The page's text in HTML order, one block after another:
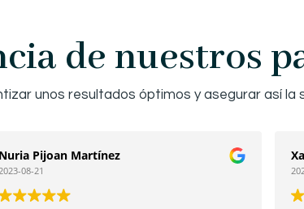
de nuestros
unos resultados óptimos y asegurar así la
Nuria Pijoan Martínez
2023-08-21